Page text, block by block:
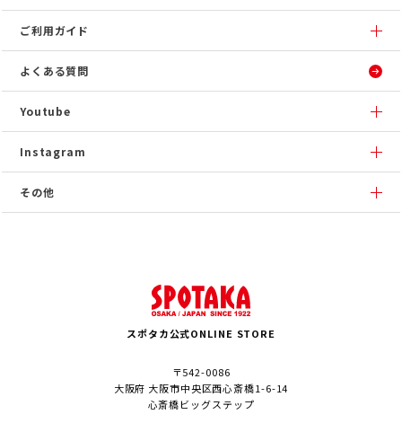
ご利用ガイド
よくある質問
Youtube
Instagram
その他
スポタカ公式ONLINE STORE
〒542-0086
大阪府 大阪市中央区西心斎橋1-6-14
心斎橋ビッグステップ